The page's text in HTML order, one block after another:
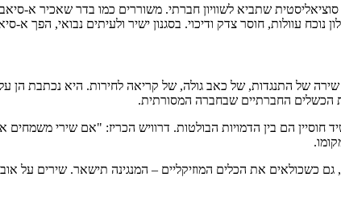
שתביא לשוויון חברתי. משוררים כמו בדר שאכיר א-
עוולות, חוסר צדק ודיכוי. בסגנון ישיר ולעיתים נבואי, הפך
של התנגדות, של כאב גולה, של קריאה לחירות. היא נכתבת הן
הכשלים החברתיים שבחברה המסורתית.
הם בין הדמויות הבולטות. דרוויש הכריז: "אם שירי משמחים
גם כשכולאים את הכלים המוזיקליים – המנגינה תישאר. שירים על